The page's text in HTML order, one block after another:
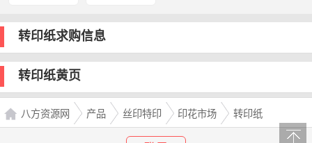
转印纸求购信息
转印纸黄页
八方资源网 产品 丝印特印 印花市场 转印纸